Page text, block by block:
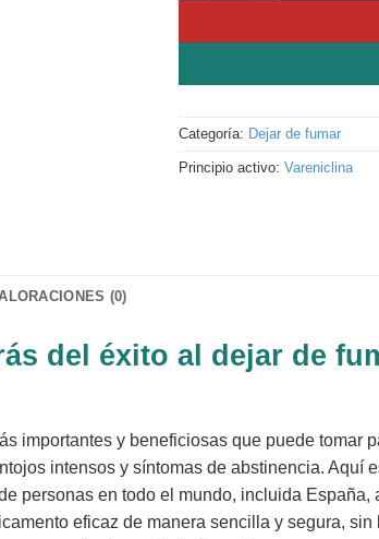
Categoría: Dejar de fumar
Principio activo: Vareniclina
(0)
del éxito al dejar de
importantes y beneficiosas que puede tomar
intensos y síntomas de abstinencia. Aquí
personas en todo el mundo, incluida
eficaz de manera sencilla y segura,